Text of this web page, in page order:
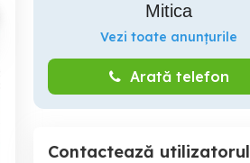
Mitica
Vezi toate anunțurile
Arată telefon
Contactează utilizatorul